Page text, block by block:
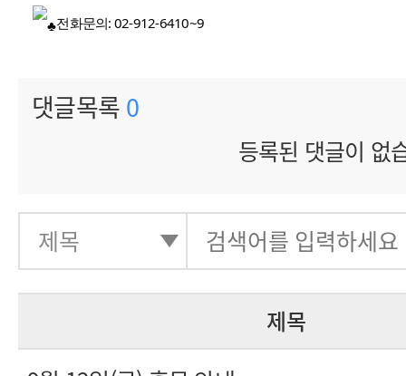
전화문의: 02-912-6410~9
댓글목록 0
등록된 댓글이 없
제목